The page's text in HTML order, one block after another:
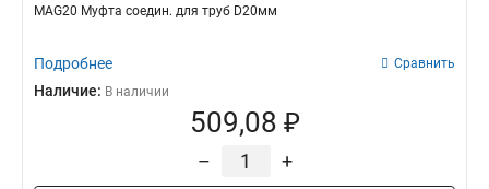
MAG20 Муфта соедин. для труб D20мм
Подробнее Сравнить
Наличие: В наличии
509,08 ₽
– +